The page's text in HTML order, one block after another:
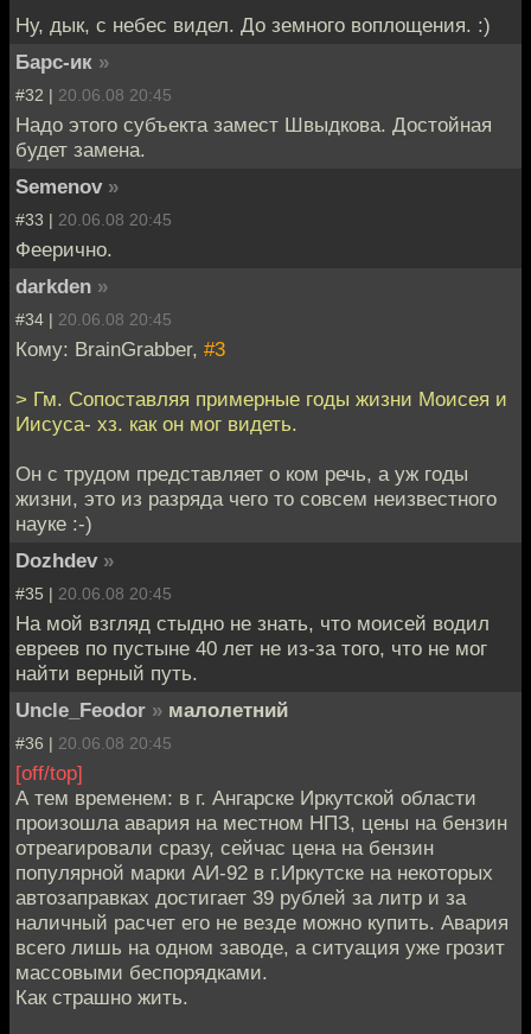
Ну, дык, с небес видел. До земного воплощения. :)
Барс-ик »
#32 | 20.06.08 20:45
Надо этого субъекта замест Швыдкова. Достойная
будет замена.
Semenov »
#33 | 20.06.08 20:45
Феерично.
darkden »
#34 | 20.06.08 20:45
Кому: BrainGrabber, #3
> Гм. Сопоставляя примерные годы жизни Моисея и
Иисуса- хз. как он мог видеть.
Он с трудом представляет о ком речь, а уж годы
жизни, это из разряда чего то совсем неизвестного
науке :-)
Dozhdev »
#35 | 20.06.08 20:45
На мой взгляд стыдно не знать, что моисей водил
евреев по пустыне 40 лет не из-за того, что не мог
найти верный путь.
Uncle_Feodor » малолетний
#36 | 20.06.08 20:45
[off/top]
А тем временем: в г. Ангарске Иркутской области
произошла авария на местном НПЗ, цены на бензин
отреагировали сразу, сейчас цена на бензин
популярной марки АИ-92 в г.Иркутске на некоторых
автозаправках достигает 39 рублей за литр и за
наличный расчет его не везде можно купить. Авария
всего лишь на одном заводе, а ситуация уже грозит
массовыми беспорядками.
Как страшно жить.